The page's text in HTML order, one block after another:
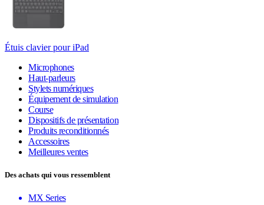
Étuis clavier pour iPad
Microphones
Haut-parleurs
Stylets numériques
Équipement de simulation
Course
Dispositifs de présentation
Produits reconditionnés
Accessoires
Meilleures ventes
Des achats qui vous ressemblent
MX Series